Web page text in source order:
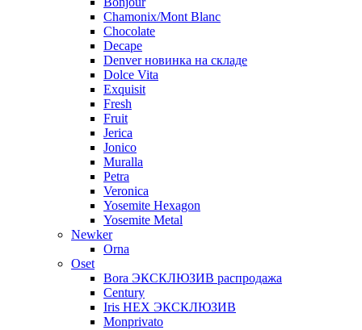
Chamonix/Mont Blanc
Chocolate
Decape
Denver новинка на складе
Dolce Vita
Exquisit
Fresh
Fruit
Jerica
Jonico
Muralla
Petra
Veroniсa
Yosemite Hexagon
Yosemite Metal
Newker
Orna
Oset
Bora ЭКСКЛЮЗИВ распродажа
Century
Iris HEX ЭКСКЛЮЗИВ
Monprivato